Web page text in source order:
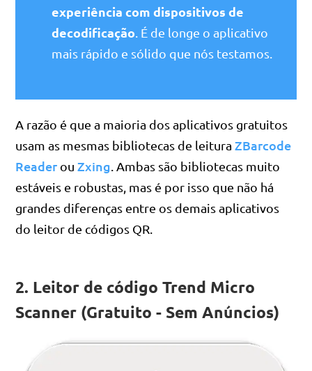
experiência com dispositivos de
decodificação. É de longe o aplicativo
mais rápido e sólido que nós testamos.
A razão é que a maioria dos aplicativos gratuitos
usam as mesmas bibliotecas de leituraZBarcode
Reader ouZxing. Ambas são bibliotecas muito
estáveis e robustas, mas é por isso que não há
grandes diferenças entre os demais aplicativos
do leitor de códigos QR.
2. Leitor de código Trend Micro
Scanner (Gratuito - Sem Anúncios)